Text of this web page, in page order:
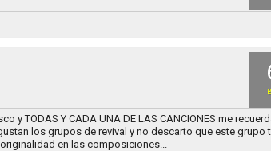
TODAS Y CADA UNA DE LAS CANCIONES me
los grupos de revival y no descarto que este grupo
en las composiciones...